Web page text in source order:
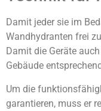
Damit jeder sie im
Wandhydranten frei
Damit die Geräte
Gebäude
Um die
garantieren, muss er